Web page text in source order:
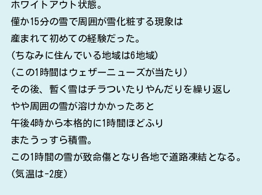
ホワイトアウト状態。
僅か15分の雪で周囲が雪化粧する現象は
産まれて初めての経験だった。
(ちなみに住んでいる地域は6地域)
(この1時間はウェザーニューズが当たり)
その後、暫く雪はチラついたりやんだりを繰り返し
やや周囲の雪が溶けかかったあと
午後4時から本格的に1時間ほどふり
またうっすら積雪。
この1時間の雪が致命傷となり各地で道路凍結となる。
(気温は-2度)